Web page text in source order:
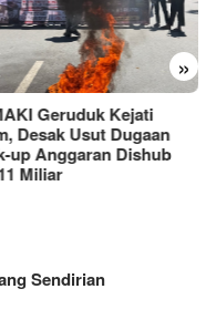
»
Naik Kelas, Gus
Dorong Penguatan
Hukum dan
Gerakan
Sendirian